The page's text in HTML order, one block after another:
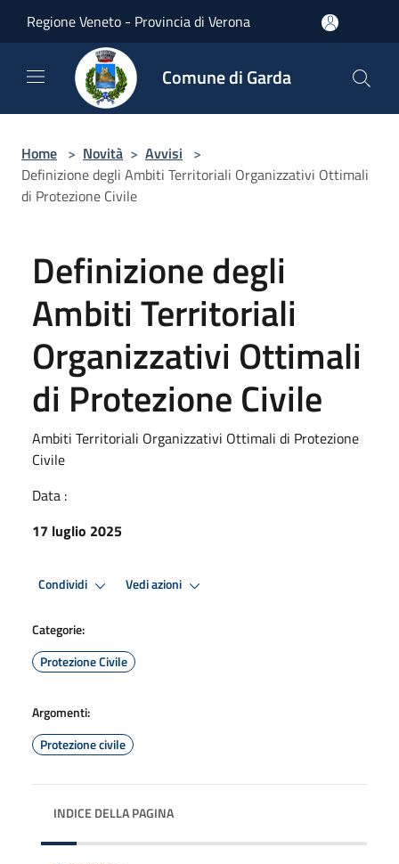
Regione Veneto - Provincia di Verona
Comune di Garda
Home > Novità > Avvisi >
Definizione degli Ambiti Territoriali Organizzativi Ottimali
di Protezione Civile
Definizione degli
Ambiti Territoriali
Organizzativi Ottimali
di Protezione Civile
Ambiti Territoriali Organizzativi Ottimali di Protezione
Civile
Data :
17 luglio 2025
Condividi Vedi azioni
Categorie:
Protezione Civile
Argomenti:
Protezione civile
INDICE DELLA PAGINA